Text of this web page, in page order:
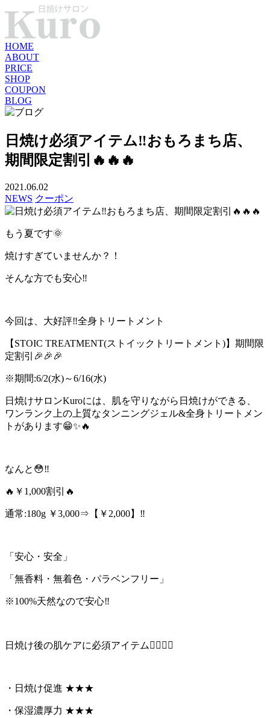
HOME
ABOUT
PRICE
SHOP
COUPON
BLOG
日焼け必須アイテム‼️おもろまち店、
期間限定割引🔥🔥🔥
2021.06.02
NEWS クーポン
もう夏です🌞
焼けすぎていませんか？！
そんな方でも安心‼️
今回は、大好評‼️全身トリートメント
【STOIC TREATMENT(ストイックトリートメント)】期間限
定割引🎉🎉🎉
※期間:6/2(水)～6/16(水)
日焼けサロンKuroには、肌を守りながら日焼けができる、
ワンランク上の上質なタンニングジェル&全身トリートメン
トがあります😁✨🔥
なんと😳‼️
🔥￥1,000割引🔥
通常:180g ￥3,000⇒【￥2,000】‼️
「安心・安全」
「無香料・無着色・パラベンフリー」
※100%天然なので安心‼️
日焼け後の肌ケアに必須アイテム☝🏾☝🏾
・日焼け促進 ★★★
・保湿濃厚力 ★★★